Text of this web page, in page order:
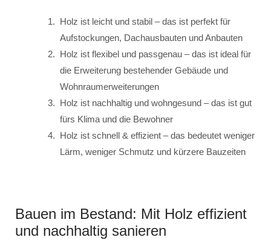
Holz ist leicht und stabil – das ist perfekt für
Aufstockungen, Dachausbauten und Anbauten
Holz ist flexibel und passgenau – das ist ideal für
die Erweiterung bestehender Gebäude und
Wohnraumerweiterungen
Holz ist nachhaltig und wohngesund – das ist gut
fürs Klima und die Bewohner
Holz ist schnell & effizient – das bedeutet weniger
Lärm, weniger Schmutz und kürzere Bauzeiten
Bauen im Bestand: Mit Holz effizient
und nachhaltig sanieren